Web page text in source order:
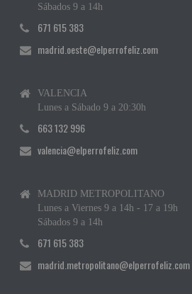
Sábados 9 a 14h
671 615 383
madrid.oeste@elperrofeliz.com
VALENCIA
Lunes a Sábado 9 a 20:30h
663 132 996
valencia@elperrofeliz.com
MADRID METROPOLITANO
Lunes a Viernes 9 a 14h - 17 a 19h
Sábados 9 a 14h
671 615 383
madrid.metropolitano@elperrofeliz.com